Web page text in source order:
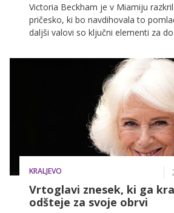
Victoria Beckham je v Miamiju
pričesko, ki bo navdihovala to
daljši valovi so ključni elementi za
v vsakodnevni stil.
KRALJEVO
Vrtoglavi znesek, ki ga
odšteje za svoje obrvi